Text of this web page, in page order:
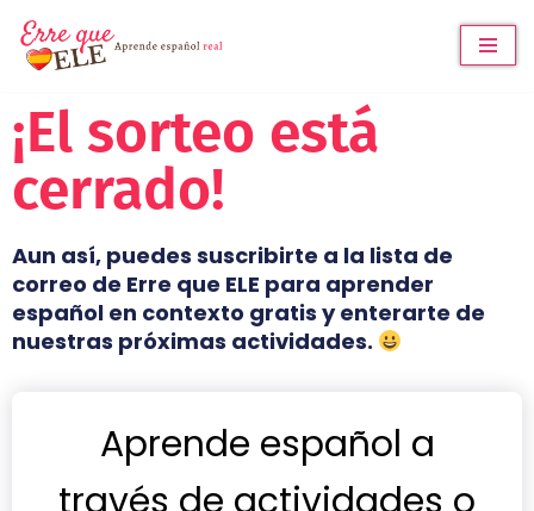
Saltar
contenido
¡El sorteo está
cerrado!
Aun así, puedes suscribirte a la lista de
correo de Erre que ELE para aprender
español en contexto gratis y enterarte de
nuestras próximas actividades.
Aprende español a